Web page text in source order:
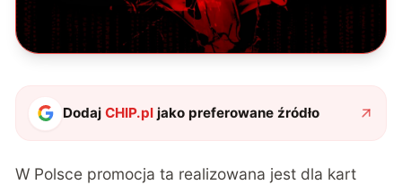
DodajCHIP.pl jako preferowane źródło
W Polsce promocja ta realizowana jest dla kart